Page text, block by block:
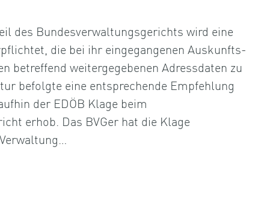
des Bundesverwaltungsgerichts wird eine
die bei ihr eingegangenen Auskunfts-
betreffend weitergegebenen Adressdaten zu
befolgte eine entsprechende Empfehlung
der EDÖB Klage beim
erhob. Das BVGer hat die Klage